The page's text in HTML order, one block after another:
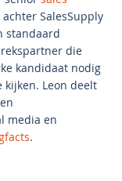
achter SalesSupply
standaard
die
kandidaat nodig
kijken. Leon deelt
media en
.